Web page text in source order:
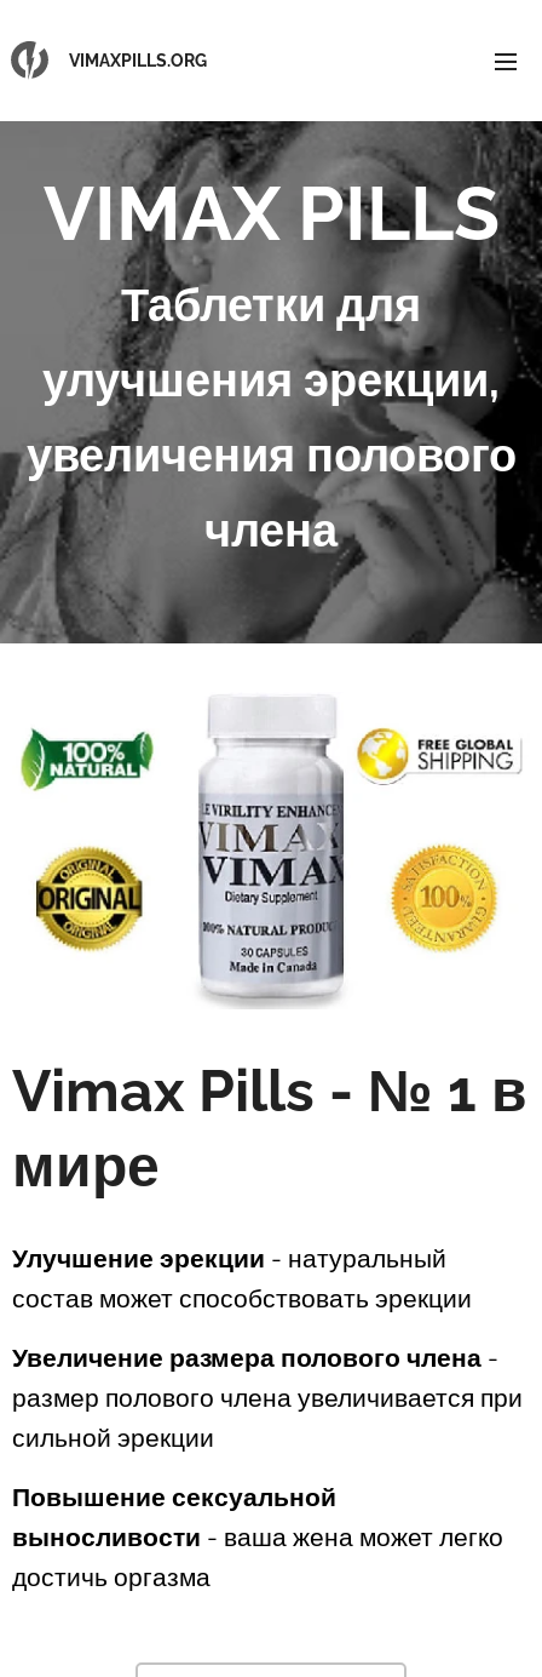
VIMAXPILLS.ORG
VIMAX PILLS
Таблетки для
улучшения эрекции,
увеличения полового
члена
Vimax Pills - № 1 в
мире
Улучшение эрекции - натуральный
состав может способствовать эрекции
Увеличение размера полового члена -
размер полового члена увеличивается при
сильной эрекции
Повышение сексуальной
выносливости - ваша жена может легко
достичь оргазма